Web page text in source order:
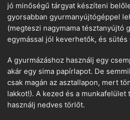
jó minőségű tárgyat készíteni
gyorsabban gyurmanyújtógéppel
(megteszi nagymama tésztanyújtó
egymással jól keverhetők, és sütés
A gyurmázáshoz használj egy
akár egy sima papírlapot. De
csak magán az asztallapon, mert
lakkot!). A kezed és a munkafelület
használj nedves törlőt.